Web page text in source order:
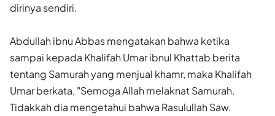
dirinya sendiri.
Abdullah ibnu Abbas mengatakan bahwa ketika
sampai kepada Khalifah Umar ibnul Khattab berita
tentang Samurah yang menjual khamr, maka Khalifah
Umar berkata, "Semoga Allah melaknat Samurah.
Tidakkah dia mengetahui bahwa Rasulullah Saw.